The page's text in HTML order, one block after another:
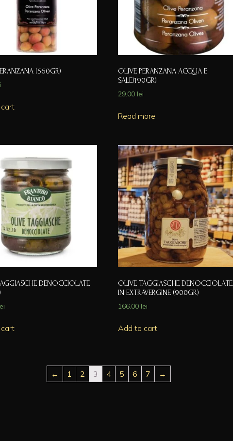
(560GR)
OLIVE PERANZANA ACQUA E
SALE(190GR)
29.00lei
Read more
DENOCCIOLATE
OLIVE TAGGIASCHE DENOCCIOLATE
IN EXTRAVERGINE (900GR)
166.00lei
Add to cart
← 1 2 3 4 5 6 7 →